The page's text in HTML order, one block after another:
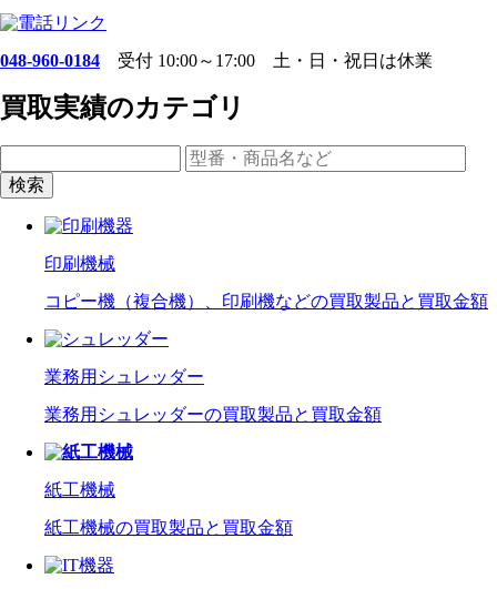
048-960-0184 受付 10:00～17:00 土・日・祝日は休業
買取実績のカテゴリ
検索
印刷機械
コピー機（複合機）、印刷機などの買取製品と買取金額
業務用シュレッダー
業務用シュレッダーの買取製品と買取金額
紙工機械
紙工機械の買取製品と買取金額